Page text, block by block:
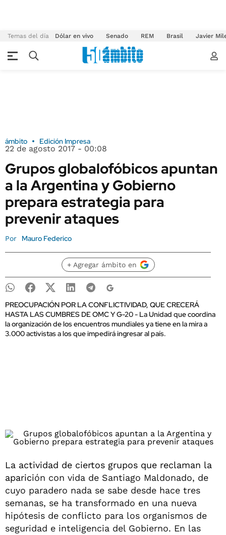
Temas del día Dólar en vivo Senado REM Brasil Javier
ámbito Edición Impresa
22 de agosto 2017 - 00:08
Grupos globalofóbicos apuntan
a la Argentina y Gobierno
prepara estrategia para
prevenir ataques
Por Mauro Federico
+ Agregar ámbito en
PREOCUPACIÓN POR LA CONFLICTIVIDAD, QUE CRECERÁ
HASTA LAS CUMBRES DE OMC Y G-20 - La Unidad que coordina
la organización de los encuentros mundiales ya tiene en la mira a
3.000 activistas a los que impedirá ingresar al país.
La actividad de ciertos grupos que reclaman la
aparición con vida de Santiago Maldonado, de
cuyo paradero nada se sabe desde hace tres
semanas, se ha transformado en una nueva
hipótesis de conflicto para los organismos de
seguridad e inteligencia del Gobierno. En las